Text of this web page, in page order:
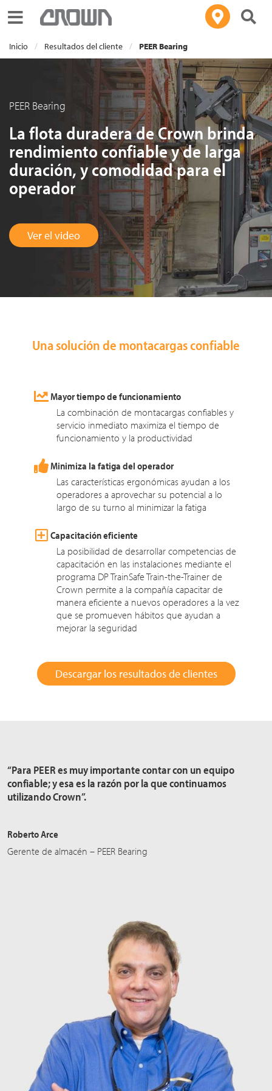
Toggle navigation
Inicio Resultados del cliente PEER Bearing
PEER Bearing
La flota duradera de Crown brinda
rendimiento confiable y de larga
duración, y comodidad para el
operador
Ver el video
Una solución de montacargas confiable
Mayor tiempo de funcionamiento
La combinación de montacargas confiables y
servicio inmediato maximiza el tiempo de
funcionamiento y la productividad
Minimiza la fatiga del operador
Las características ergonómicas ayudan a los
operadores a aprovechar su potencial a lo
largo de su turno al minimizar la fatiga
Capacitación eficiente
La posibilidad de desarrollar competencias de
capacitación en las instalaciones mediante el
programa DP TrainSafe Train-the-Trainer de
Crown permite a la compañía capacitar de
manera eficiente a nuevos operadores a la vez
que se promueven hábitos que ayudan a
mejorar la seguridad
Descargar los resultados de clientes
“Para PEER es muy importante contar con un equipo
confiable; y esa es la razón por la que continuamos
utilizando Crown”.
Roberto Arce
Gerente de almacén – PEER Bearing